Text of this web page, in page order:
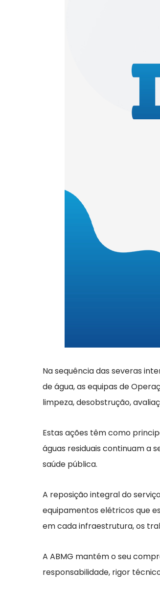
Na sequência das severas
de água, as equipas de
limpeza, desobstrução,
Estas ações têm como
águas residuais continuam a
saúde pública.
A reposição integral do
equipamentos elétricos que
em cada infraestrutura, os
A ABMG mantém o seu
responsabilidade, rigor